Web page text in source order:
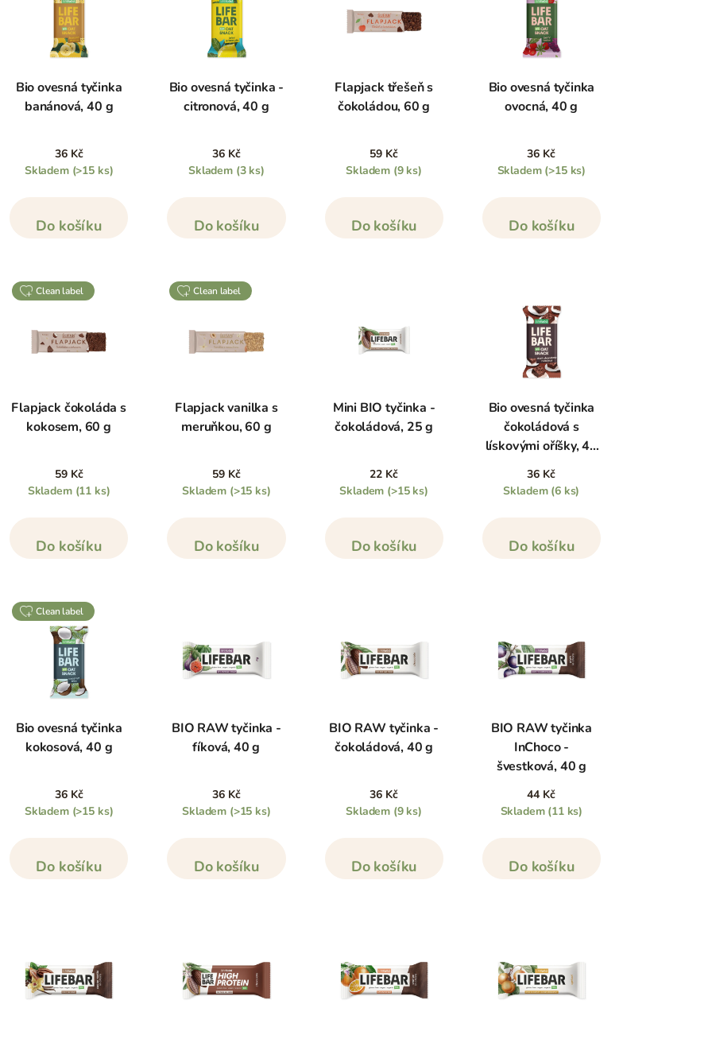
Bio ovesná tyčinka
banánová, 40 g
36 Kč
Skladem (>15 ks)
Do košíku
Bio ovesná tyčinka -
citronová, 40 g
36 Kč
Skladem (3 ks)
Do košíku
Flapjack třešeň s
čokoládou, 60 g
59 Kč
Skladem (9 ks)
Do košíku
Bio ovesná tyčinka
ovocná, 40 g
36 Kč
Skladem (>15 ks)
Do košíku
clean label
Flapjack čokoláda s
kokosem, 60 g
59 Kč
Skladem (11 ks)
Do košíku
clean label
Flapjack vanilka s
meruňkou, 60 g
59 Kč
Skladem (>15 ks)
Do košíku
Mini BIO tyčinka -
čokoládová, 25 g
22 Kč
Skladem (>15 ks)
Do košíku
Bio ovesná tyčinka
čokoládová s
lískovými oříšky, 40
36 Kč
Skladem (6 ks)
Do košíku
clean label
Bio ovesná tyčinka
kokosová, 40 g
36 Kč
Skladem (>15 ks)
Do košíku
BIO RAW tyčinka -
fíková, 40 g
36 Kč
Skladem (>15 ks)
Do košíku
BIO RAW tyčinka -
čokoládová, 40 g
36 Kč
Skladem (9 ks)
Do košíku
BIO RAW tyčinka
InChoco -
švestková, 40 g
44 Kč
Skladem (11 ks)
Do košíku